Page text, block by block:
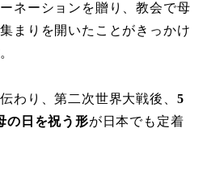
ネーションを贈り、教会で母
まりを開いたことがきっかけ
わり、第二次世界大戦後、 5
の日を祝う形が日本でも定着